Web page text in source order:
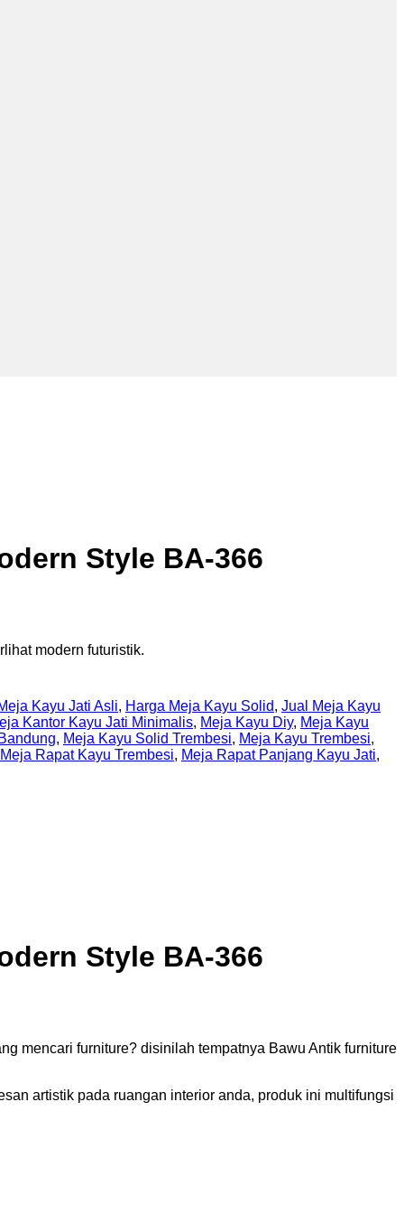
Style BA-366
modern futuristik.
Kayu Jati Asli, Harga Meja Kayu Solid, Jual Meja Kayu
Kantor Kayu Jati Minimalis, Meja Kayu Diy, Meja Kayu
, Meja Kayu Solid Trembesi, Meja Kayu Trembesi,
Meja Rapat Kayu Trembesi, Meja Rapat Panjang Kayu Jati,
Style BA-366
mencari furniture? disinilah tempatnya Bawu Antik furniture
artistik pada ruangan interior anda, produk ini multifungsi